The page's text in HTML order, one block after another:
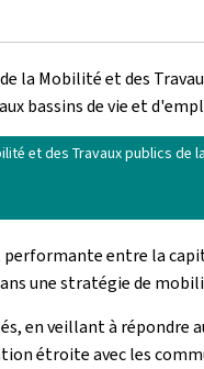
la Mobilité et des
bassins de vie et
et des Travaux publics
entre la
une stratégie de
veillant à répondre
étroite avec les